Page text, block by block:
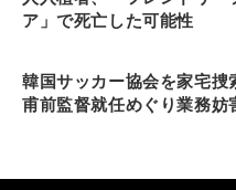
ア」で死亡した可能性
韓国サッカー協会を家宅捜
甫前監督就任めぐり業務妨